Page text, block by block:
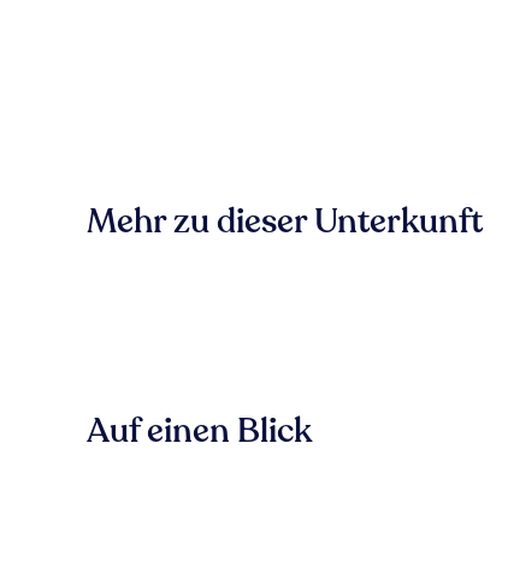
Mehr zu dieser Unterkunft
Auf einen Blick